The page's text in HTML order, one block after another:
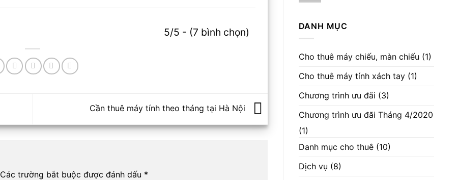
5/5 - (7 bình chọn)
Cần thuê máy tính theo tháng tại Hà Nội
Các trường bắt buộc được đánh dấu *
DANH MỤC
Cho thuê máy chiếu, màn chiếu (1)
Cho thuê máy tính xách tay(1)
Chương trình ưu đãi (3)
Chương trình ưu đãi Tháng 4/2020
(1)
Danh mục cho thuê(10)
Dịch vụ (8)